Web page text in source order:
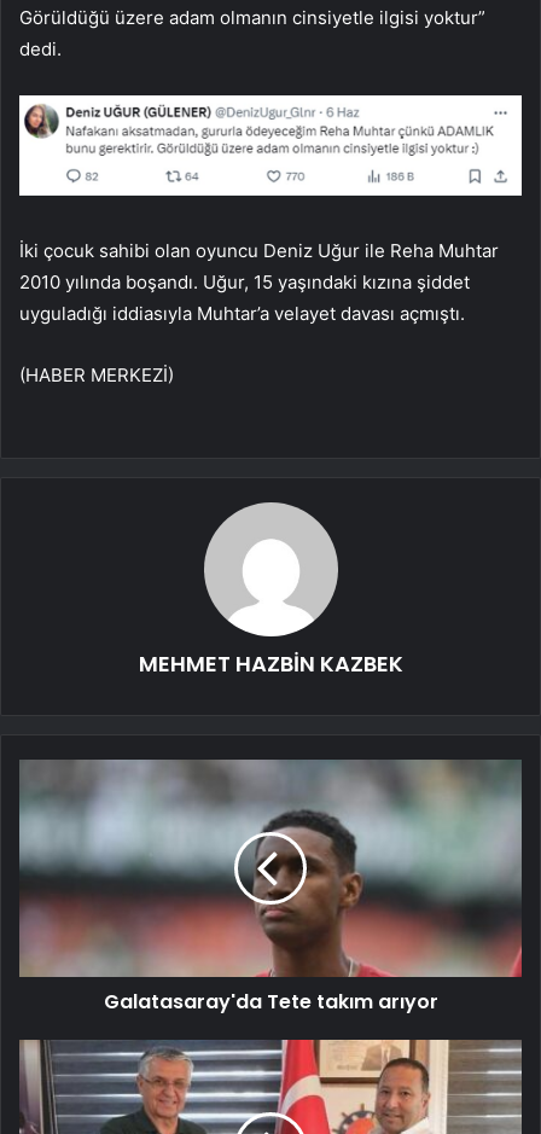
Görüldüğü üzere adam olmanın cinsiyetle ilgisi yoktur”
dedi.
İki çocuk sahibi olan oyuncu Deniz Uğur ile Reha Muhtar
2010 yılında boşandı. Uğur, 15 yaşındaki kızına şiddet
uyguladığı iddiasıyla Muhtar’a velayet davası açmıştı.
(HABER MERKEZİ)
MEHMET HAZBİN KAZBEK
Galatasaray'da Tete takım arıyor